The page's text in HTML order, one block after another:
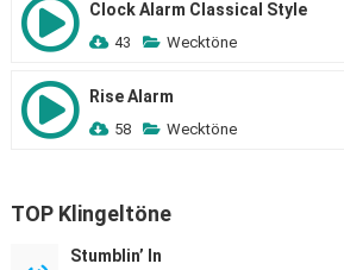
Clock Alarm Classical Style
43 Wecktöne
Rise Alarm
58 Wecktöne
TOP Klingeltöne
Stumblin’ In